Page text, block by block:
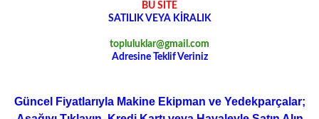
BU SİTE
SATILIK VEYA KİRALIK
topluluklar@gmail.com
Adresine Teklif Veriniz
Güncel Fiyatlarıyla Makine Ekipman ve Yedekparçalar;